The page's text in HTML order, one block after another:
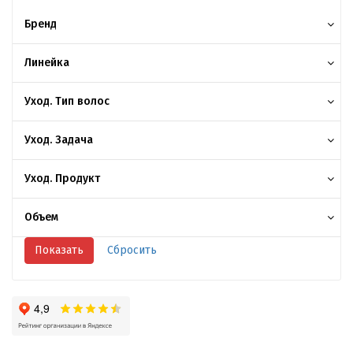
Бренд
Линейка
Уход. Тип волос
Уход. Задача
Уход. Продукт
Объем